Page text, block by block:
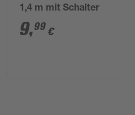
1,4 m mit Schalter
9,99 €